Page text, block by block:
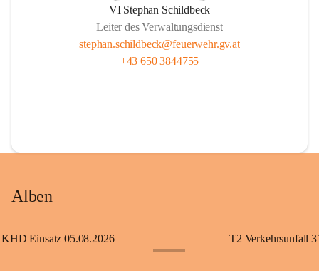
VI Stephan Schildbeck
Leiter des Verwaltungsdienst
stephan.schildbeck@feuerwehr.gv.at
+43 650 3844755
Alben
KHD Einsatz 05.08.2026 T2 Verkehrsunfall